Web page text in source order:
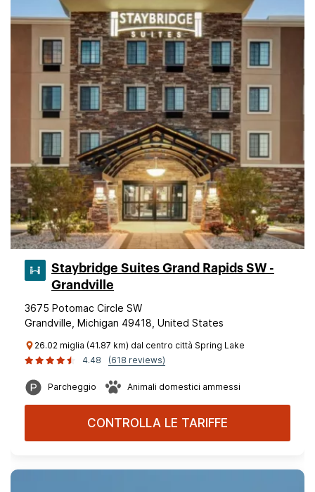
Staybridge Suites Grand Rapids SW -
Grandville
3675 Potomac Circle SW
Grandville, Michigan 49418, United States
26.02 miglia (41.87 km) dal centro città Spring Lake
4.48
(618 reviews)
Parcheggio Animali domestici ammessi
CONTROLLA LE TARIFFE